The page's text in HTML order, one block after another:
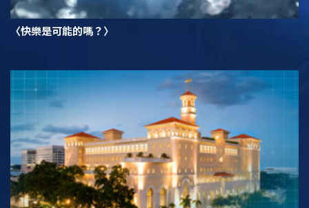
〈快樂是可能的嗎？〉